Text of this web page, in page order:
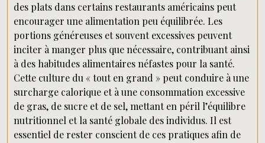
des plats dans certains restaurants américains peut
encourager une alimentation peu équilibrée. Les
portions généreuses et souvent excessives peuvent
inciter à manger plus que nécessaire, contribuant ainsi
à des habitudes alimentaires néfastes pour la santé.
Cette culture du « tout en grand » peut conduire à une
surcharge calorique et à une consommation excessive
de gras, de sucre et de sel, mettant en péril l’équilibre
nutritionnel et la santé globale des individus. Il est
essentiel de rester conscient de ces pratiques afin de